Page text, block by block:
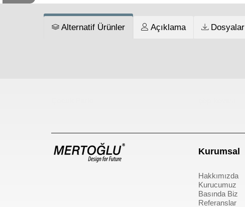
Alternatif Ürünler Açıklama Dosyalar
Kurumsal
Hakkımızda
Kurucumuz
Basında Biz
Referanslar